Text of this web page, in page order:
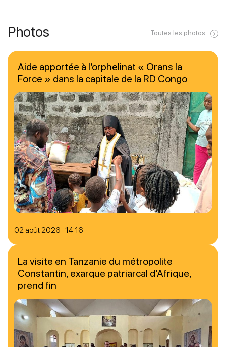
Photos Toutes les photos
02 août 2026 14:16
Aide apportée à l’orphelinat « Orans la
Force » dans la capitale de la RD Congo
La visite en Tanzanie du métropolite
Constantin, exarque patriarcal d’Afrique,
prend fin